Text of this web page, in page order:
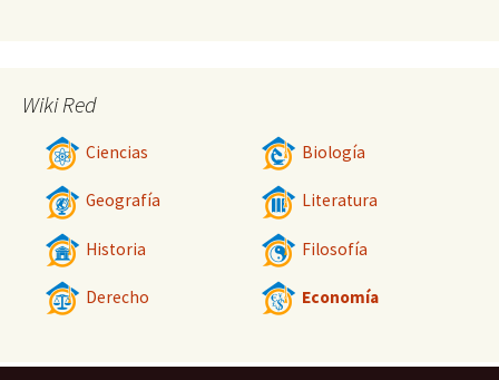
Wiki Red
Ciencias Biología
Geografía Literatura
Historia Filosofía
Derecho Economía